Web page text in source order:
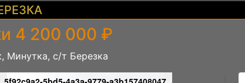
4 200 000 ₽
Минутка, с/т Березка